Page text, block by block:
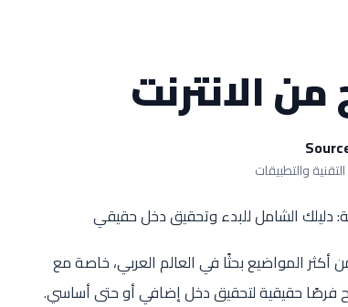
الانترنت
والتطبيقات
دليلك الشامل للبدء وتحقيق دخل حقيقي
أكثر المواضيع بحثًا في العالم العربي، خاصة مع
فرصًا حقيقية لتحقيق دخل إضافي أو حتى أساسي.